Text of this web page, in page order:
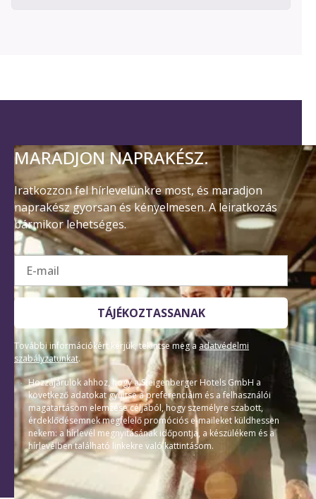
MARADJON NAPRAKÉSZ.
Iratkozzon fel hírlevelünkre most, és maradjon
naprakész gyorsan és kényelmesen. A leiratkozás
bármikor lehetséges.
E-mail
TÁJÉKOZTASSANAK
További információkért kérjük, tekintse meg a adatvédelmi
szabályzatunkat.
Hozzájárulok ahhoz, hogy a Steigenberger Hotels GmbH a
következő adatokat gyűjtse a preferenciáim és a felhasználói
magatartásom elemzése céljából, hogy személyre szabott,
érdeklődésemnek megfelelő promóciós e-maileket küldhessen
nekem: a hírlevél megnyitásának időpontja, a készülékem és a
hírlevélben található linkekre való kattintásom.